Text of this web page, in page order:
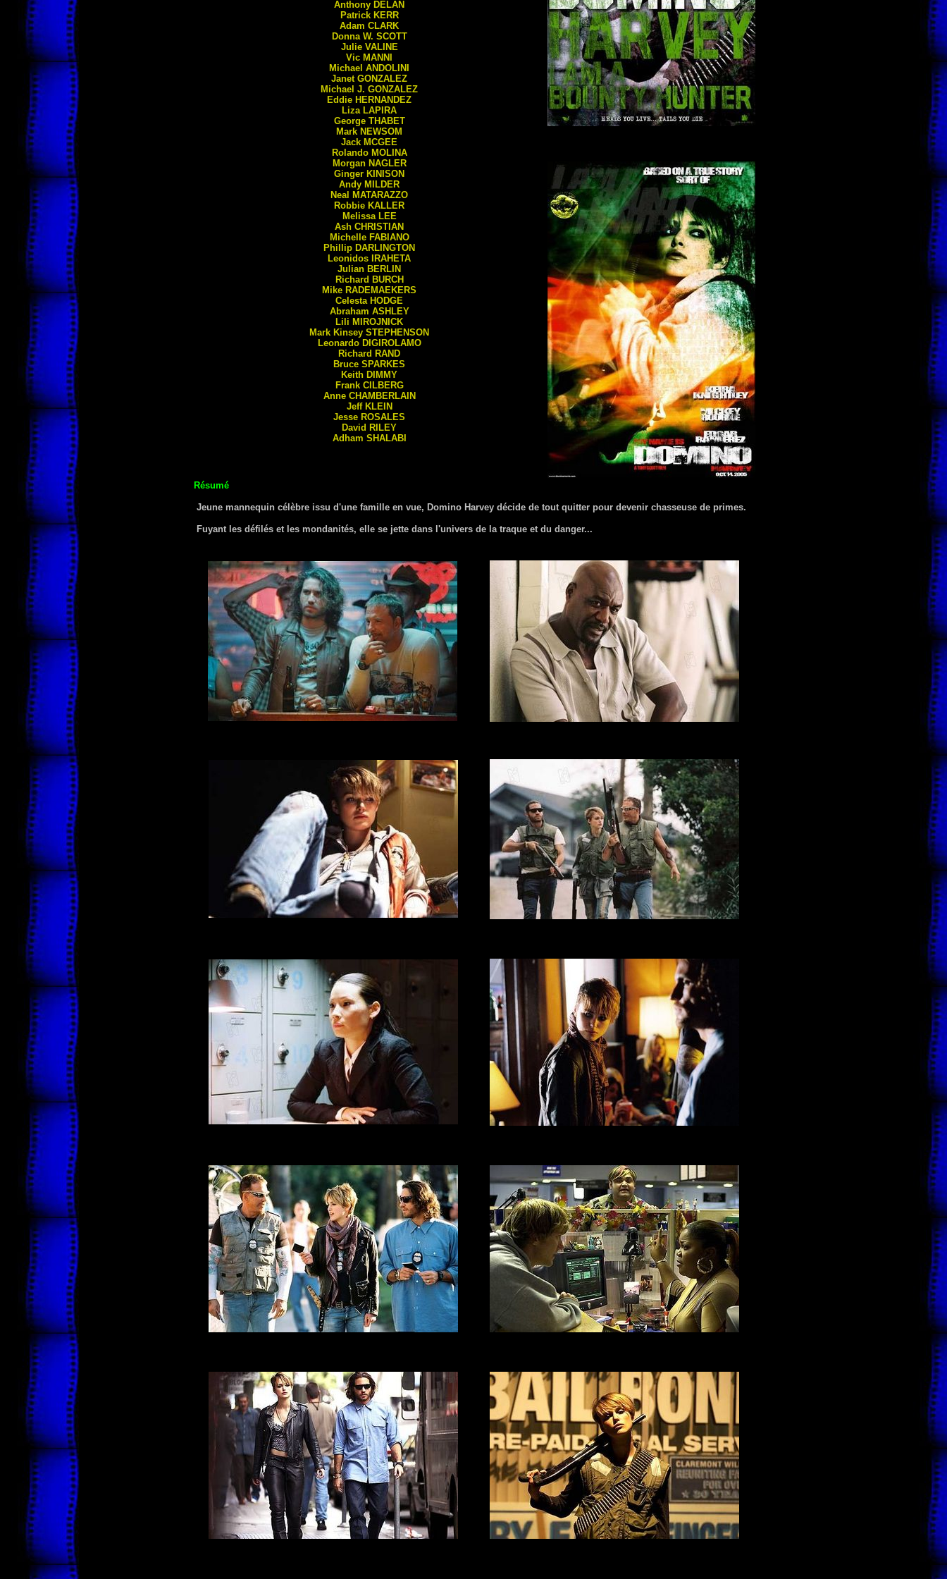
Anthony DELAN
Patrick KERR
Adam CLARK
Donna W. SCOTT
Julie VALINE
Vic MANNI
Michael ANDOLINI
Janet GONZALEZ
Michael J. GONZALEZ
Eddie HERNANDEZ
Liza LAPIRA
George THABET
Mark NEWSOM
Jack MCGEE
Rolando MOLINA
Morgan NAGLER
Ginger KINISON
Andy MILDER
Neal MATARAZZO
Robbie KALLER
Melissa LEE
Ash CHRISTIAN
Michelle FABIANO
Phillip DARLINGTON
Leonidos
IRAHETA
Julian BERLIN
Richard BURCH
Mike RADEMAEKERS
Celesta HODGE
Abraham ASHLEY
Lili MIROJNICK
Mark Kinsey STEPHENSON
Leonardo DIGIROLAMO
Richard RAND
Bruce SPARKES
Keith DIMMY
Frank CILBERG
Anne CHAMBERLAIN
Jeff KLEIN
Jesse ROSALES
David RILEY
Adham SHALABI
Résumé
Jeune mannequin célèbre issu d'une famille en vue, Domino Harvey décide de tout quitter pour devenir chasseuse de primes.
Fuyant les défilés et les mondanités, elle se jette dans l'univers de la traque et du danger...